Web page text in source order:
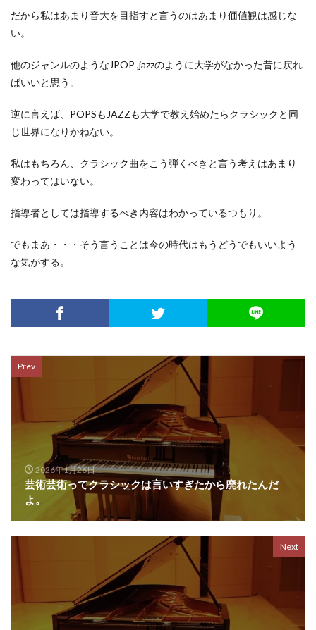
だから私はあまり音大を目指すと言うのはあまり価値観は感じな
い。
他のジャンルのようなJPOP ,jazzのように大学がなかった昔に戻れ
ばいいと思う。
逆に言えば、POPSもJAZZも大学で教え始めたらクラシックと同
じ世界になりかねない。
私はもちろん、クラシック曲をこう弾くべきと言う考えはあまり
変わってはいない。
指導者としては指導するべき内容はわかっているつもり。
でもまあ・・・そう言うことは今の時代はもうどうでもいいよう
な気がする。
Prev
2026年1月26日
芸術芸術ってクラシックは言いすぎたから廃れたんだ
よ。
Next